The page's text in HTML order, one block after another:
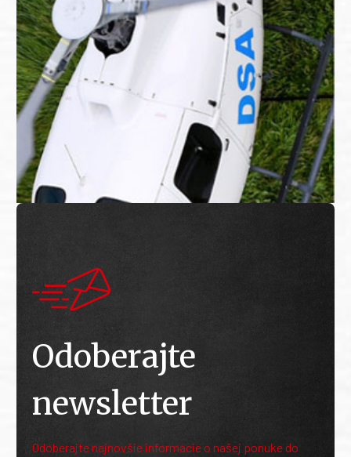
Odoberajte
newsletter
Odoberajte najnovšie informácie o našej ponuke do